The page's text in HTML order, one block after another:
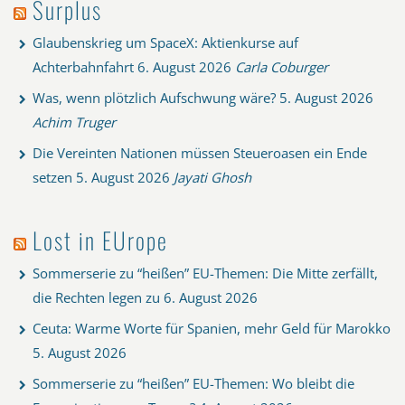
Surplus
Glaubenskrieg um SpaceX: Aktienkurse auf
Achterbahnfahrt 6. August 2026 Carla Coburger
Was, wenn plötzlich Aufschwung wäre? 5. August 2026
Achim Truger
Die Vereinten Nationen müssen Steueroasen ein Ende
setzen 5. August 2026 Jayati Ghosh
Lost in EUrope
Sommerserie zu “heißen” EU-Themen: Die Mitte zerfällt,
die Rechten legen zu 6. August 2026
Ceuta: Warme Worte für Spanien, mehr Geld für Marokko
5. August 2026
Sommerserie zu “heißen” EU-Themen: Wo bleibt die